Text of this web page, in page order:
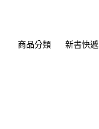
商品分類 新書快遞